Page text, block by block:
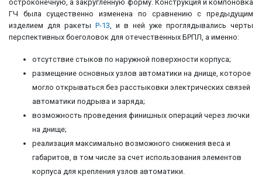
остроконечную, а закруглённую форму. Конструкция и компоновка
ГЧ была существенно изменена по сравнению с предыдущим
изделием для ракеты Р-13 , и в ней уже проглядывались черты
перспективных боеголовок для отечественных БРПЛ, а именно:
отсутствие стыков по наружной поверхности корпуса;
размещение основных узлов автоматики на днище, которое
могло открываться без расстыковки электрических связей
автоматики подрыва и заряда;
возможность проведения финишных операций через лючки
на днище;
реализация максимально возможного снижения веса и
габаритов, в том числе за счет использования элементов
корпуса для крепления узлов автоматики.